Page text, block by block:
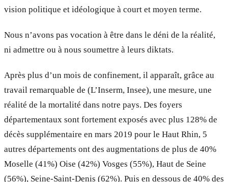
vision politique et idéologique à court et moyen terme.
Nous n’avons pas vocation à être dans le déni de la réalité,
ni admettre ou à nous soumettre à leurs diktats.
Après plus d’un mois de confinement, il apparaît, grâce au
travail remarquable de (L’Inserm, Insee), une mesure, une
réalité de la mortalité dans notre pays. Des foyers
départementaux sont fortement exposés avec plus 128% de
décès supplémentaire en mars 2019 pour le Haut Rhin, 5
autres départements ont des augmentations de plus de 40%
Moselle (41%) Oise (42%) Vosges (55%), Haut de Seine
(56%), Seine-Saint-Denis (62%). Puis en dessous de 40% des